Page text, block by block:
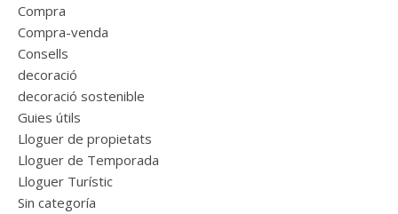
Compra
Compra-venda
Consells
decoració
decoració sostenible
Guies útils
Lloguer de propietats
Lloguer de Temporada
Lloguer Turístic
Sin categoría